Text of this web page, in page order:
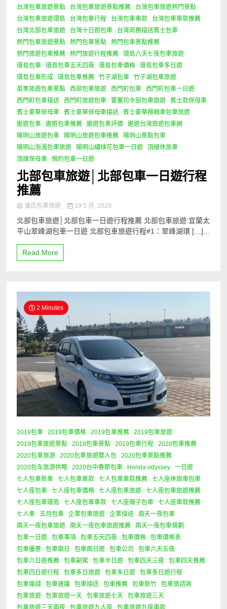
台灣包車旅遊景點
台灣包車旅遊景點推薦
台灣包車旅遊熱門景點
台灣包車旅遊環島
台灣包車行程 台灣包車車款
台灣包車車款推薦
台灣北部包車旅遊
台灣十日遊包車
台灣商務接送賓士包車
熱門包車旅遊景點
熱門包車景點
熱門包車景點推薦
熱門旅遊包車推薦
熱門旅遊行程推薦
環島八天七夜包車旅遊
環島包車
環島包車五天四夜 環島包車價格
環島包車多日遊
環島包車形成
環島包車推薦 竹子湖包車
竹子湖包車旅遊
苗栗旅遊包車景點
西部包車旅遊 西門町包車
西門町包車一日遊
西門町包車接送
西門町旅遊包車 要塞司令部包車旅遊
賓士款保母車
賓士豪華保母車
賓士豪華保母車接送
賓士豪華褓姆車包車旅遊
遨遊包車
遨遊包車推薦 遨遊包車評價
遨遊台灣旅遊包車網
陽明山旅遊包車
陽明山旅遊包車推薦
陽明山景點包車
陽明山泡湯包車旅遊
陽明山繡球花包車一日遊
頂級休旅車
頂級保母車
預約包車一日遊
北部包車旅遊│北部包車一日遊行程
推薦
潘氏包車旅遊 19 5 月, 2020
北部包車旅遊│北部包車一日遊行程推薦 北部包車旅遊:宜蘭太
平山翠峰湖包車一日遊 北部包車旅遊行程#1：翠峰湖環 […]...
Read More
2 Minutes
2019包車 2019包車價格 2019包車推薦
2019包車旅遊
2019包車旅遊景點
2019包車景點 2019包車行程
2020包車推薦
2020包車旅游
2020包車旅遊覽人包
2020包車景點推薦
2020包车旅游供略
2020台中春節包車 Honda odyssey
一日遊
七人包車新車
七人包車車款 七人包車車款推薦
七人座休旅車包車
七人座包車
七人座包車價格 七人座包車旅遊
七人座包車旅遊推薦
七人座包車環島
七人座包車車款 七人座親子包車
七人座車款推薦
七人車
五月包車 企業包車旅遊 企業接送
兩天一夜包車
兩天一夜包車旅遊
兩天一夜包車旅遊推薦
兩天一夜包車規劃
包車一日遊
包車事項 包車五天四夜 包車價格
包車價格表
包車優惠
包車兩日 包車兩日遊 包車公司
包車六天五夜
包車六日遊推薦
包車副駕 包車半日遊 包車四天三夜
包車四天推薦
包車四日遊行程
包車多日旅遊 包車多日遊
包車多日遊行程
包車幾錢
包車建議 包車接送 包車推薦 包車新竹
包車旅諮詢
包車旅遊
包車旅遊一天 包車旅遊七天
包車旅遊三天
包車旅遊三天兩夜
包車旅遊九人座 包車旅遊九座車款